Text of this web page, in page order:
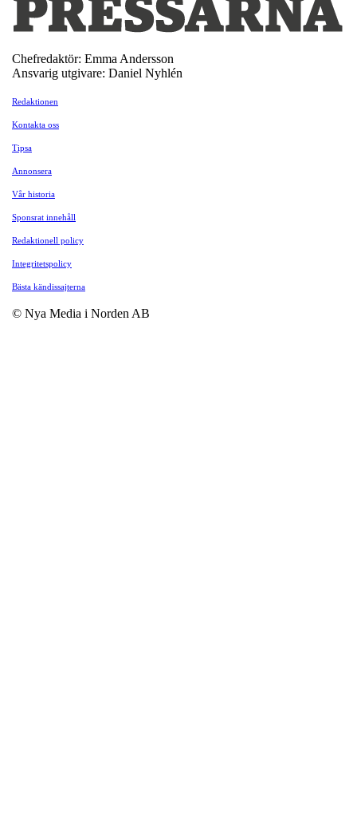
Chefredaktör: Emma Andersson
Ansvarig utgivare: Daniel Nyhlén
Redaktionen
Kontakta oss
Tipsa
Annonsera
Vår historia
Sponsrat innehåll
Redaktionell policy
Integritetspolicy
Bästa kändissajterna
© Nya Media i Norden AB